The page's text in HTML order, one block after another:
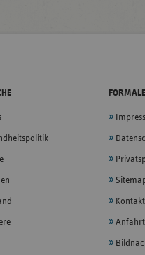
Kontakt
Anfahrt